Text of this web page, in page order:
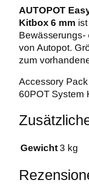
,
0
0
€
w
6
0
P
O
S
y
t
m
i
AUTOPOT
Kitbox 6 mm
Bewässerungs-
von Autopot.
zum
Accessory
60POT System
Gewicht 3 kg